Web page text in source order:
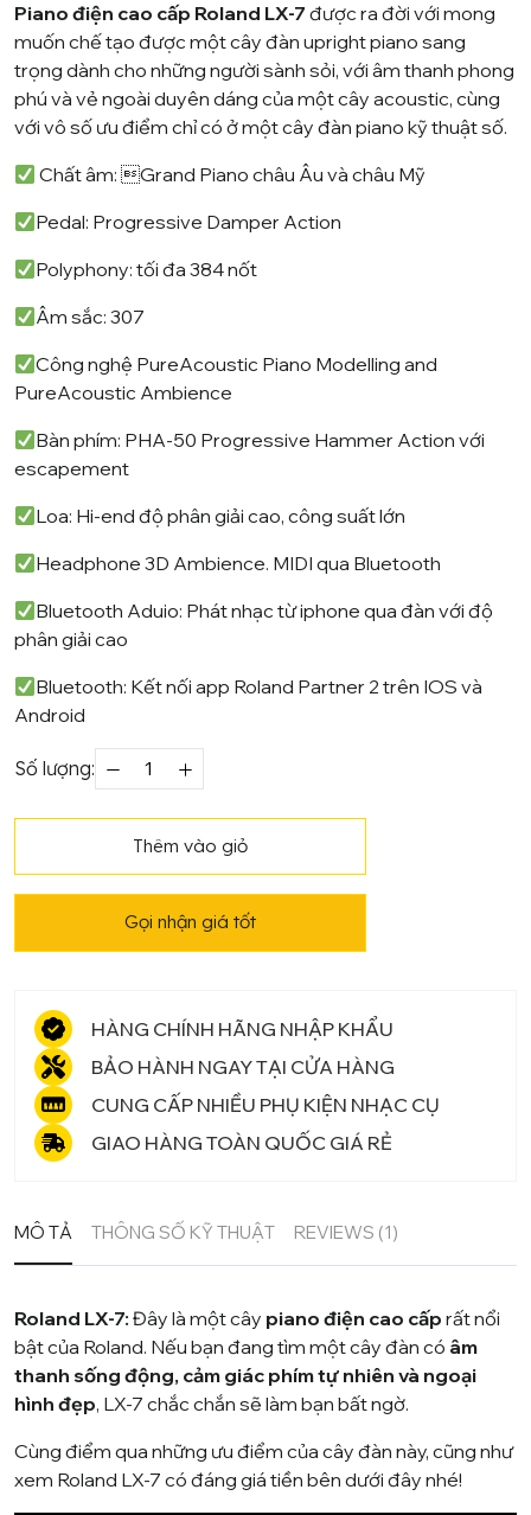
Piano điện cao cấp Roland LX-7 được ra đời với mong
muốn chế tạo được một cây đàn upright piano sang
trọng dành cho những người sành sỏi, với âm thanh phong
phú và vẻ ngoài duyên dáng của một cây acoustic, cùng
với vô số ưu điểm chỉ có ở một cây đàn piano kỹ thuật số.
Chất âm: Grand Piano châu Âu và châu Mỹ
Pedal: Progressive Damper Action
Polyphony: tối đa 384 nốt
Âm sắc: 307
Công nghệ PureAcoustic Piano Modelling and
PureAcoustic Ambience
Bàn phím: PHA-50 Progressive Hammer Action với
escapement
Loa: Hi-end độ phân giải cao, công suất lớn
Headphone 3D Ambience. MIDI qua Bluetooth
Bluetooth Aduio: Phát nhạc từ iphone qua đàn với độ
phân giải cao
Bluetooth: Kết nối app Roland Partner 2 trên IOS và
Android
Số lượng:
Piano
cao
Roland
LX-
7
Thêm vào giỏ
Gọi nhận giá tốt
HÀNG CHÍNH HÃNG NHẬP KHẨU
BẢO HÀNH NGAY TẠI CỬA HÀNG
CUNG CẤP NHIỀU PHỤ KIỆN NHẠC CỤ
GIAO HÀNG TOÀN QUỐC GIÁ RẺ
MÔ TẢ THÔNG SỐ KỸ THUẬT REVIEWS (1)
Roland LX-7: Đây là một cây piano điện cao cấp rất nổi
bật của Roland. Nếu bạn đang tìm một cây đàn có âm
thanh sống động, cảm giác phím tự nhiên và ngoại
hình đẹp, LX-7 chắc chắn sẽ làm bạn bất ngờ.
Cùng điểm qua những ưu điểm của cây đàn này, cũng như
xem Roland LX-7 có đáng giá tiền bên dưới đây nhé!